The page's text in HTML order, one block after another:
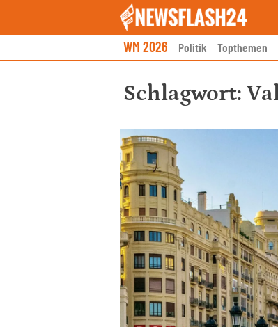
WM 2026 Politik Topthemen
Schlagwort: